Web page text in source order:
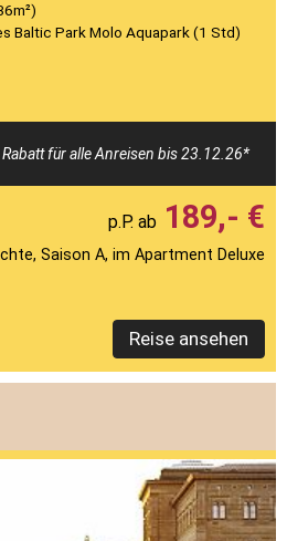
Baltic Park Molo Aquapark (1 Std)
für alle Anreisen bis 23.12.26*
189,- €
Saison A, im Apartment Deluxe
Reise ansehen